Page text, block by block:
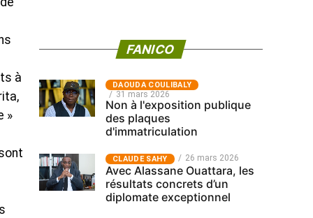
à
»
FANICO
‎DAOUDA COULIBALY
31 mars 2026
Non à l'exposition publique
des plaques
d'immatriculation
CLAUDE SAHY 26 mars 2026
Avec Alassane Ouattara, les
résultats concrets d’un
diplomate exceptionnel